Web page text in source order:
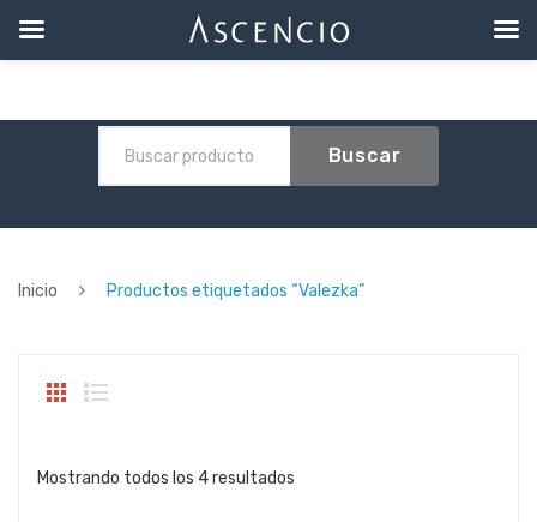
Buscar
Inicio Productos etiquetados “Valezka”
Mostrando todos los 4 resultados